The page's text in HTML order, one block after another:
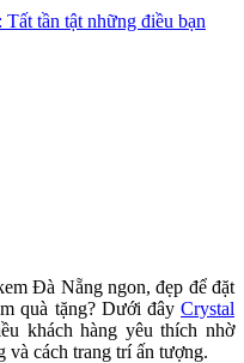
tần tật những điều bạn
Đà Nẵng ngon, đẹp để đặt
quà tặng? Dưới đây Crystal
khách hàng yêu thích nhờ
và cách trang trí ấn tượng.